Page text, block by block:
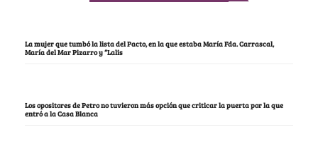
La mujer que tumbó la lista del Pacto, en la que estaba María Fda. Carrascal,
María del Mar Pizarro y “Lalis
Los opositores de Petro no tuvieron más opción que criticar la puerta por la que
entró a la Casa Blanca